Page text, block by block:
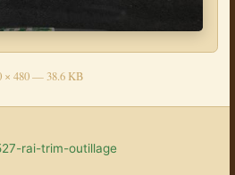
× 480 — 38.6 KB
rai-trim-outillage